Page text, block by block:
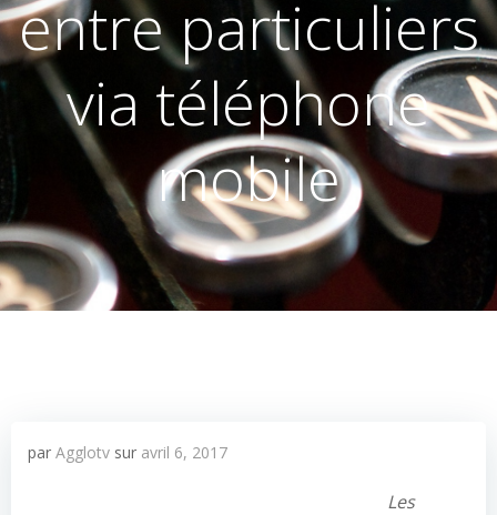
entre particuliers
via téléphone
mobile
par Agglotv sur avril 6, 2017
Les